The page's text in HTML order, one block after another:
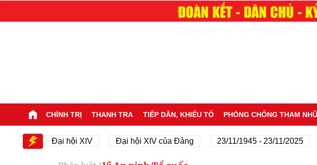
CHÍNH TRỊ THANH TRA TIẾP DÂN, KHIẾU TỐ PHÒNG CHỐNG THAM
Đại hội XIV Đại hội XIV của Đảng 23/11/1945 - 23/11/2025 80